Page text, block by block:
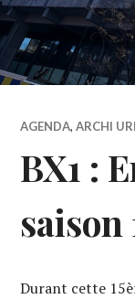
AGENDA,ARCHI
BX1 :
saison
Durant cette